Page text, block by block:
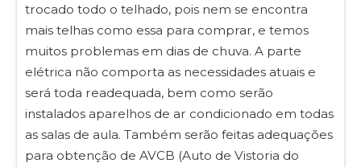
trocado todo o telhado, pois nem se encontra
mais telhas como essa para comprar, e temos
muitos problemas em dias de chuva. A parte
elétrica não comporta as necessidades atuais e
será toda readequada, bem como serão
instalados aparelhos de ar condicionado em todas
as salas de aula. Também serão feitas adequações
para obtenção de AVCB (Auto de Vistoria do